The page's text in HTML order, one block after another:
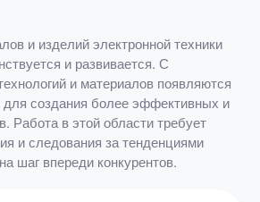
и изделий электронной техники
и развивается. С
и материалов появляются
создания более эффективных и
Работа в этой области требует
и следования за тенденциями
шаг впереди конкурентов.